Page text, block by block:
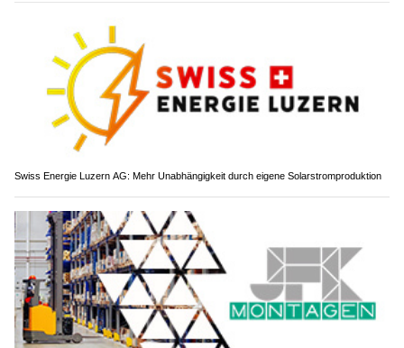
Swiss Energie Luzern AG: Mehr Unabhängigkeit durch eigene Solarstromproduktion